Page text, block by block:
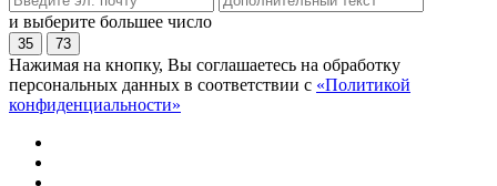
и выберите большее число
35 73
Нажимая на кнопку, Вы соглашаетесь на обработку
персональных данных в соответствии с «Политикой
конфиденциальности»